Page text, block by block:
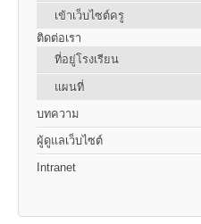
เข้าเว็บไซต์ครู
ติดต่อเรา
ที่อยู่โรงเรียน
แผนที่
บทความ
ผู้ดูแลเว็บไซต์
Intranet